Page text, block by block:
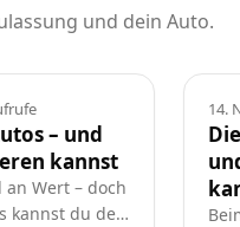
und dein Auto.
– und
kannst
Wert – doch
kannst du den
14.